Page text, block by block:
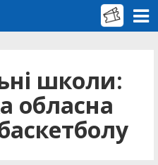
школи:
обласна